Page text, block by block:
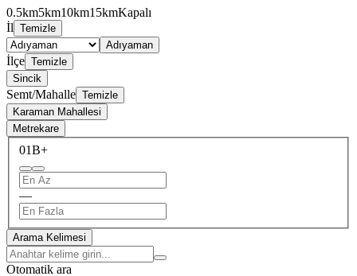
0.5km5km10km15kmKapalı
İl Temizle
Adıyaman
İlçe Temizle
Sincik
Semt/Mahalle Temizle
Karaman Mahallesi
Metrekare
01B+
—
Arama Kelimesi
Otomatik ara